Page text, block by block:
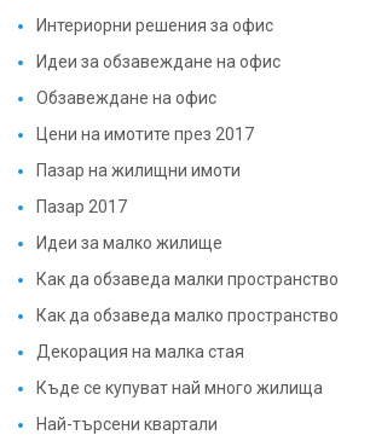
Интериорни решения за офис
Идеи за обзавеждане на офис
Обзавеждане на офис
Цени на имотите през 2017
Пазар на жилищни имоти
Пазар 2017
Идеи за малко жилище
Как да обзаведа малки пространство
Как да обзаведа малко пространство
Декорация на малка стая
Къде се купуват най много жилища
Най-търсени квартали